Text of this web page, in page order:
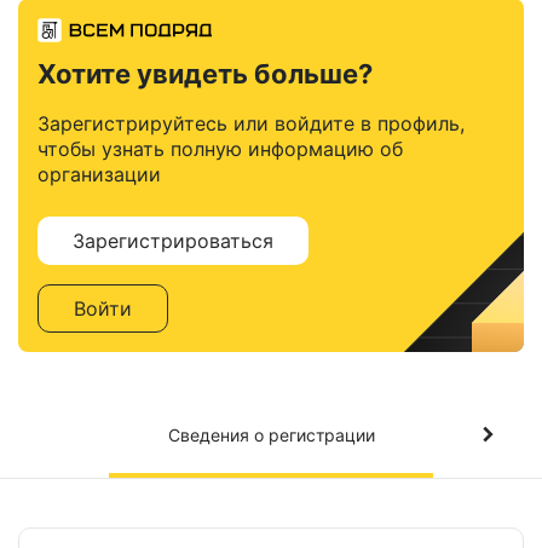
Хотите увидеть больше?
Зарегистрируйтесь или войдите в профиль,
чтобы узнать полную информацию об
организации
Зарегистрироваться
Войти
Сведения о регистрации